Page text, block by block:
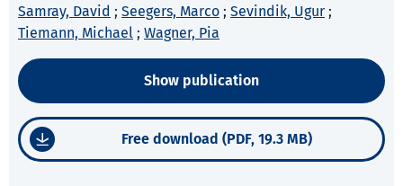
Samray, David ; Seegers, Marco ; Sevindik, Ugur ;
Tiemann, Michael ; Wagner, Pia
Show publication
Free download (PDF, 19.3 MB)